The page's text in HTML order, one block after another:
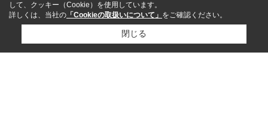
して、クッキー（Cookie）を使用しています。
詳しくは、当社の 「Cookieの取扱いについて」 をご確認ください。
閉じる